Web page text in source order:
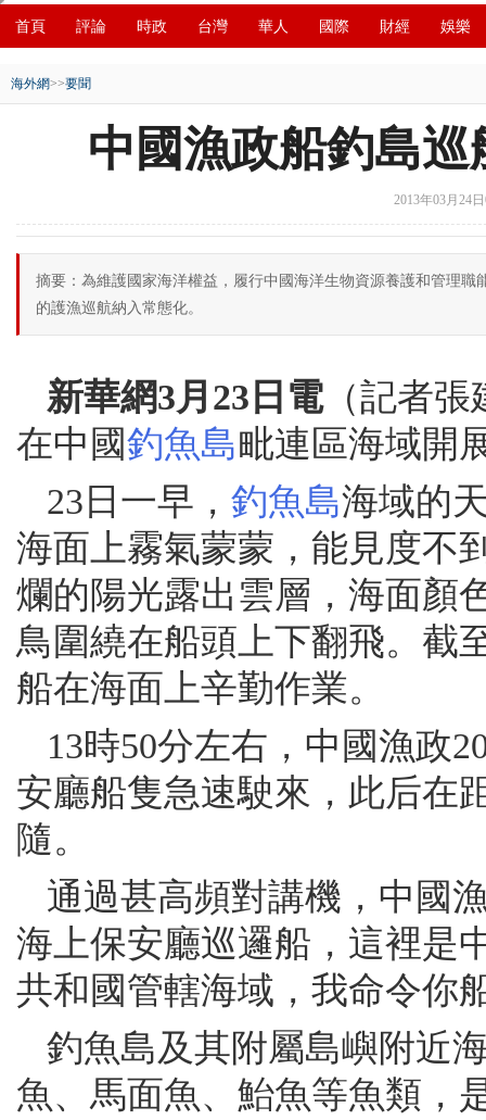
首頁 評論 時政 台灣 華人 國際 財經 娛樂
海外網>>要聞
中國漁政船釣島
2013年03月24
摘要：為維護國家海洋權益，履行中國海洋生物資源養護和管理
的護漁巡航納入常態化。
新華網3月23日電（記者張
在中國釣魚島毗連區海域開
23日一早， 釣魚島海域的
海面上霧氣蒙蒙，能見度不
爛的陽光露出雲層，海面顏
鳥圍繞在船頭上下翻飛。截
船在海面上辛勤作業。
13時50分左右，中國漁政
安廳船隻急速駛來，此后在
隨。
通過甚高頻對講機，中國
海上保安廳巡邏船，這裡是
共和國管轄海域，我命令你
釣魚島及其附屬島嶼附近
魚、馬面魚、鮐魚等魚類，